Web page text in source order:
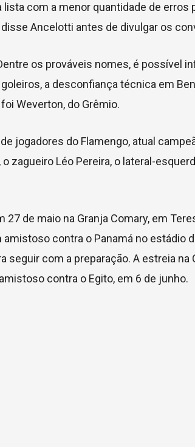
com a menor quantidade de erros
Ancelotti antes de divulgar os
os prováveis nomes, é possível
a desconfiança técnica em
Weverton, do Grêmio.
jogadores do Flamengo, atual
, o zagueiro Léo Pereira, o lateral-
de maio na Granja Comary, em
contra o Panamá no estádio
com a preparação. A estreia na
contra o Egito, em 6 de junho.